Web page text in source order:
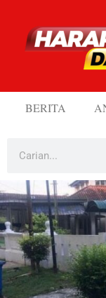
BERITA